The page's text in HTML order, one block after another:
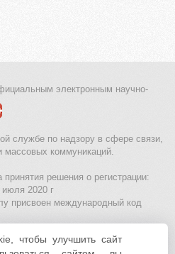
электронным научно-
службе по надзору в сфере связи,
массовых коммуникаций.
решения о регистрации:
2020 г
присвоен международный код
онлайн конкурсы для детей
чтобы улучшить сайт